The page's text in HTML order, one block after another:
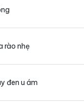
rào nhẹ
đen u ám